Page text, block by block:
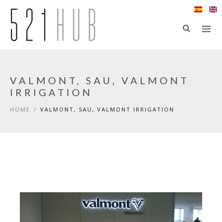
Skip to main content
VALMONT, SAU, VALMONT
IRRIGATION
HOME / VALMONT, SAU, VALMONT IRRIGATION